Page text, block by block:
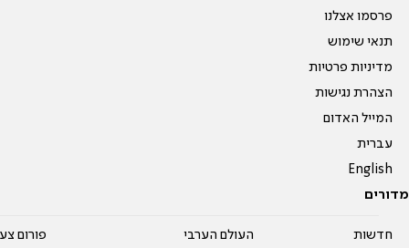
פרסמו אצלנו
תנאי שימוש
מדיניות פרטיות
הצהרת נגישות
המייל האדום
עברית
English
מדורים
חדשות העולם הערבי פורום